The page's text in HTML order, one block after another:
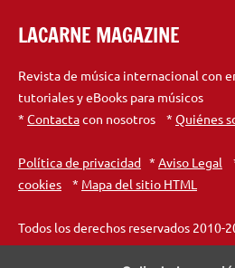
LACARNE MAGAZINE
Revista de música internacional con
tutoriales y eBooks para músicos
* Contactacon nosotros * Quiénes
Política de privacidad * Aviso Legal
cookies * Mapa del sitio HTML
Todos los derechos reservados 2010-